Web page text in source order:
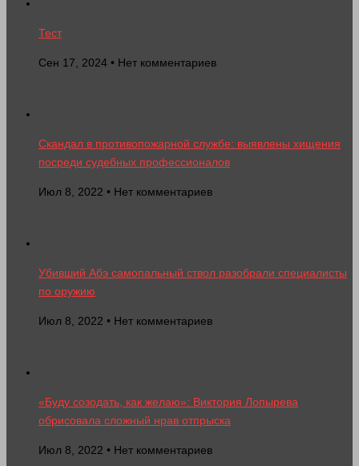
Тест
Сен 17, 2024 • Нет комментариев
Скандал в противопожарной службе: выявлены хищения
посреди судебных профессионалов
Июл 8, 2022 • Нет комментариев
Убивший Абэ самопальный ствол разобрали специалисты
по оружию
Июл 8, 2022 • Нет комментариев
«Буду созодать, как желаю»: Виктория Лопырева
обрисовала сложный нрав отпрыска
Июл 8, 2022 • Нет комментариев